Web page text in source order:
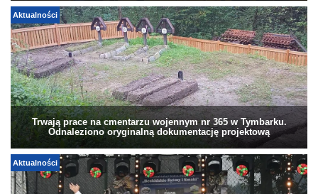
Aktualności
Trwają prace na cmentarzu wojennym nr 365 w Tymbarku.
Odnaleziono oryginalną dokumentację projektową
Aktualności